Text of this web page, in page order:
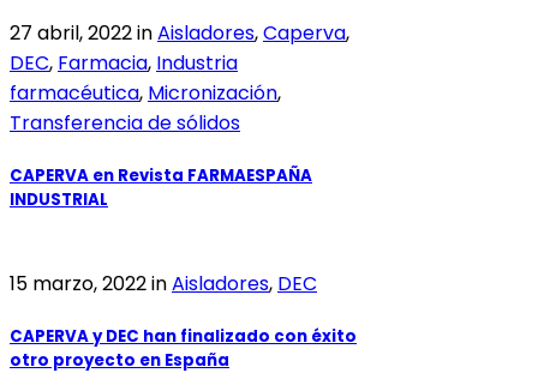
27 abril, 2022inAisladores,Caperva,
DEC, Farmacia, Industria
farmacéutica, Micronización,
Transferencia de sólidos
CAPERVA en Revista FARMAESPAÑA
INDUSTRIAL
15 marzo, 2022inAisladores, DEC
CAPERVA y DEC han finalizado con éxito
otro proyecto en España